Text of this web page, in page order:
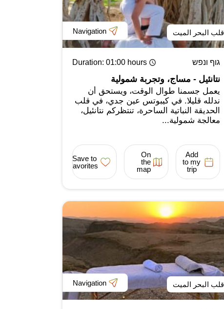
قلب البحر الميت Navigation
גוף ונפש Duration: 01:00 hours
نتانئيل - مساج، وتجربة شمولية
يعمل جسمنا طوال الوقت، ويستحق أن
ندلله قليلا. في كيبوتس عين جدي، في قلب
الحديقة النباتية الساحرة، تنتظركم نتانئيل،
معالجة شمولية...
Add
to my
trip
On
the
map
Save to
favorites
قلب البحر الميت Navigation